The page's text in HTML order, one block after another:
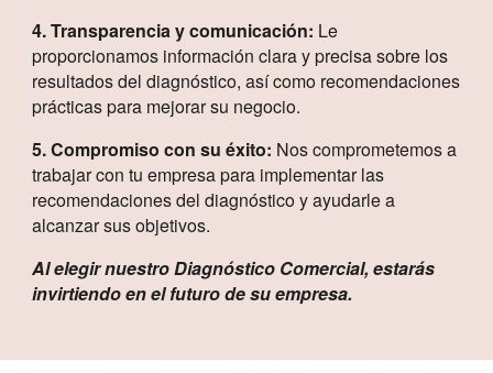
4. Transparencia y comunicación: Le
proporcionamos información clara y precisa sobre los
resultados del diagnóstico, así como recomendaciones
prácticas para mejorar su negocio.
5. Compromiso con su éxito: Nos comprometemos a
trabajar con tu empresa para implementar las
recomendaciones del diagnóstico y ayudarle a
alcanzar sus objetivos.
Al elegir nuestro Diagnóstico Comercial, estarás
invirtiendo en el futuro de su empresa.